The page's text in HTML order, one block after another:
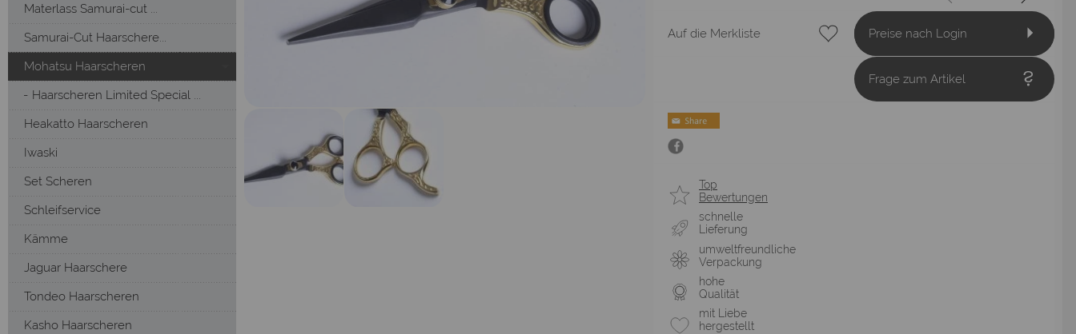
Materlass Samurai-cut ...
Samurai-Cut Haarschere...
Mohatsu Haarscheren
Haarscheren Limited Special ...
Heakatto Haarscheren
Iwaski
Set Scheren
Schleifservice
Kämme
Jaguar Haarschere
Tondeo Haarscheren
Kasho Haarscheren
Auf die Merkliste Preise nach Login
Frage zum Artikel
Top
Bewertungen
schnelle
Lieferung
umweltfreundliche
Verpackung
hohe
Qualität
mit Liebe
hergestellt